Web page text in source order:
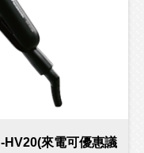
來電可優惠議